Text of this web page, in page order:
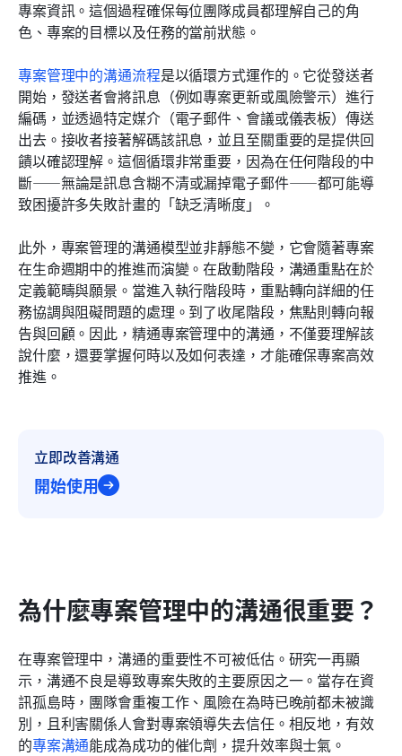
專案資訊。這個過程確保每位團隊成員都理解自己的角
色、專案的目標以及任務的當前狀態。
專案管理中的溝通流程是以循環方式運作的。它從發送者
開始，發送者會將訊息（例如專案更新或風險警示）進行
編碼，並透過特定媒介（電子郵件、會議或儀表板）傳送
出去。接收者接著解碼該訊息，並且至關重要的是提供回
饋以確認理解。這個循環非常重要，因為在任何階段的中
斷——無論是訊息含糊不清或漏掉電子郵件——都可能導
致困擾許多失敗計畫的「缺乏清晰度」。
此外，專案管理的溝通模型並非靜態不變，它會隨著專案
在生命週期中的推進而演變。在啟動階段，溝通重點在於
定義範疇與願景。當進入執行階段時，重點轉向詳細的任
務協調與阻礙問題的處理。到了收尾階段，焦點則轉向報
告與回顧。因此，精通專案管理中的溝通，不僅要理解該
說什麼，還要掌握何時以及如何表達，才能確保專案高效
推進。
立即改善溝通
開始使用
為什麼專案管理中的溝通很重要？
在專案管理中，溝通的重要性不可被低估。研究一再顯
示，溝通不良是導致專案失敗的主要原因之一。當存在資
訊孤島時，團隊會重複工作、風險在為時已晚前都未被識
別，且利害關係人會對專案領導失去信任。相反地，有效
的專案溝通能成為成功的催化劑，提升效率與士氣。